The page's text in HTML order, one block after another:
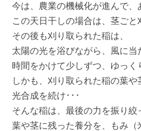
今は、農業の機械化が進んで、
この天日干しの場合は、茎ごと
その後も刈り取られた稲は、
太陽の光を浴びながら、風に当
時間をかけて少しずつ、ゆっく
しかも、刈り取られた稲の葉や
光合成を続け･･･
そんな稲は、最後の力を振り絞
葉や茎に残った養分を、もみ（